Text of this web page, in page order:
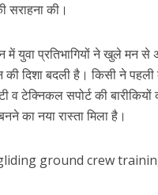
सराहना की।
युवा प्रतिभागियों ने खुले मन
दिशा बदली है। किसी ने पहली
व टेक्निकल सपोर्ट की
का नया रास्ता मिला है।